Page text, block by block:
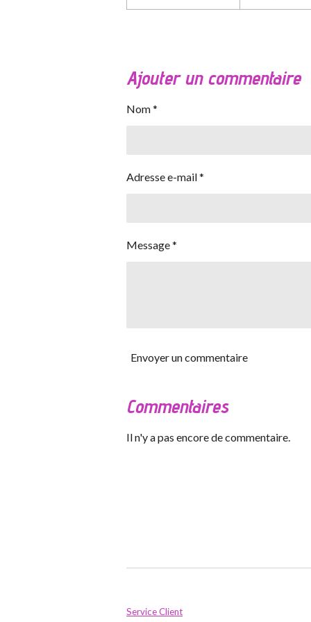
Ajouter un commentaire
Nom *
Adresse e-mail *
Message *
Envoyer un commentaire
Commentaires
Il n'y a pas encore de commentaire.
Service Client